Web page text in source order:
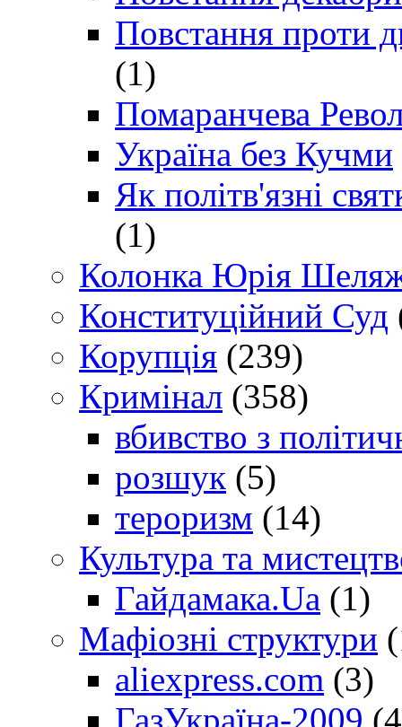
Повстання проти
(1)
Помаранчева
Україна без Кучми
Як політв'язні
(1)
Колонка Юрія
Конституційний Суд
Корупція (239)
Кримінал (358)
вбивство з
розшук (5)
тероризм (14)
Культура та
Гайдамака.Ua (1)
Мафіозні структури
aliexpress.com (3)
ГазУкраїна-2009